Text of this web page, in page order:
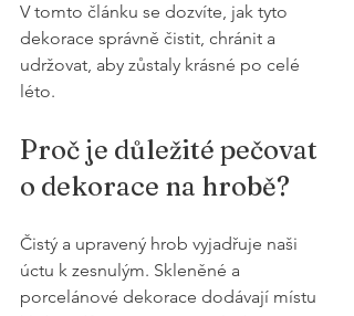
V tomto článku se dozvíte, jak tyto
dekorace správně čistit, chránit a
udržovat, aby zůstaly krásné po celé
léto.
Proč je důležité pečovat
o dekorace na hrobě?
Čistý a upravený hrob vyjadřuje naši
úctu k zesnulým. Skleněné a
porcelánové dekorace dodávají místu